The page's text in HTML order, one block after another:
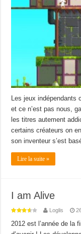
Les jeux
et ce n’est pas nous,
les titres autement
certains créateurs on
son inventeur s’est
Lire la suite »
I am Alive
Loglis
2012 est l’année de la